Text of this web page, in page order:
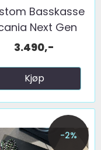
Basskasse
Next Gen
1x10"
3.490,-
Kjøp
-2%